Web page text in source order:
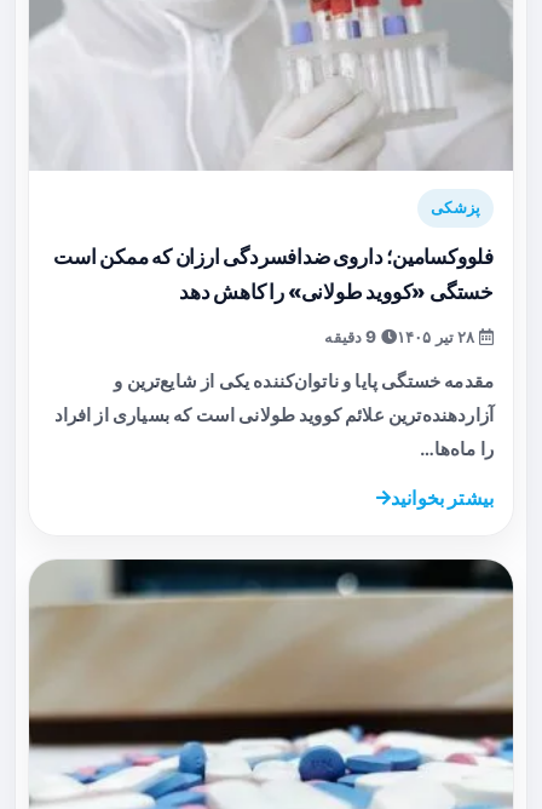
پزشکی
فلووکسامین؛ داروی ضدافسردگی ارزان که ممکن است
خستگی «کووید طولانی» را کاهش دهد
مقدمه خستگی پایا و ناتوان‌کننده یکی از شایع‌ترین و
آزاردهنده‌ترین علائم کووید طولانی است که بسیاری از افراد
را ماه‌ها…
بیشتر بخوانید